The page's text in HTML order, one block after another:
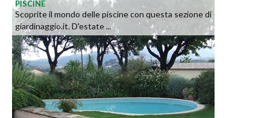
PISCINE
Scoprite il mondo delle piscine con questa sezione di
giardinaggio.it. D'estate ...